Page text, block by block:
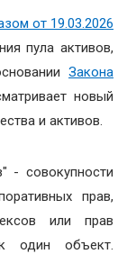
от 19.03.2026
пула активов,
Закона
новый
и активов.
- совокупности
прав,
или прав
один объект.